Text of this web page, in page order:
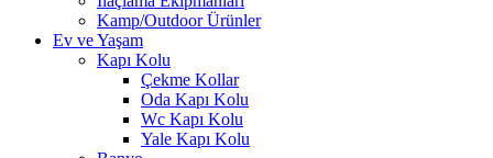
Kamp/Outdoor Ürünler
Ev ve Yaşam
Kapı Kolu
Çekme Kollar
Oda Kapı Kolu
Wc Kapı Kolu
Yale Kapı Kolu